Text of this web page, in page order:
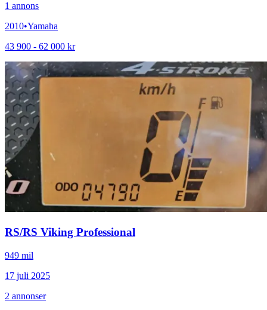
1 annons
2010•Yamaha
43 900 - 62 000 kr
RS/RS Viking Professional
949 mil
17 juli 2025
2 annonser